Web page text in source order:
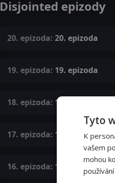
Disjointed epizody
20. epizoda: 20. epizoda
19. epizoda: 19. epizoda
18. epizoda: 18. epizoda
17. epizoda: 17. epizoda
16. epizoda: 16. epizoda
Tyto
K
vašem
mohou